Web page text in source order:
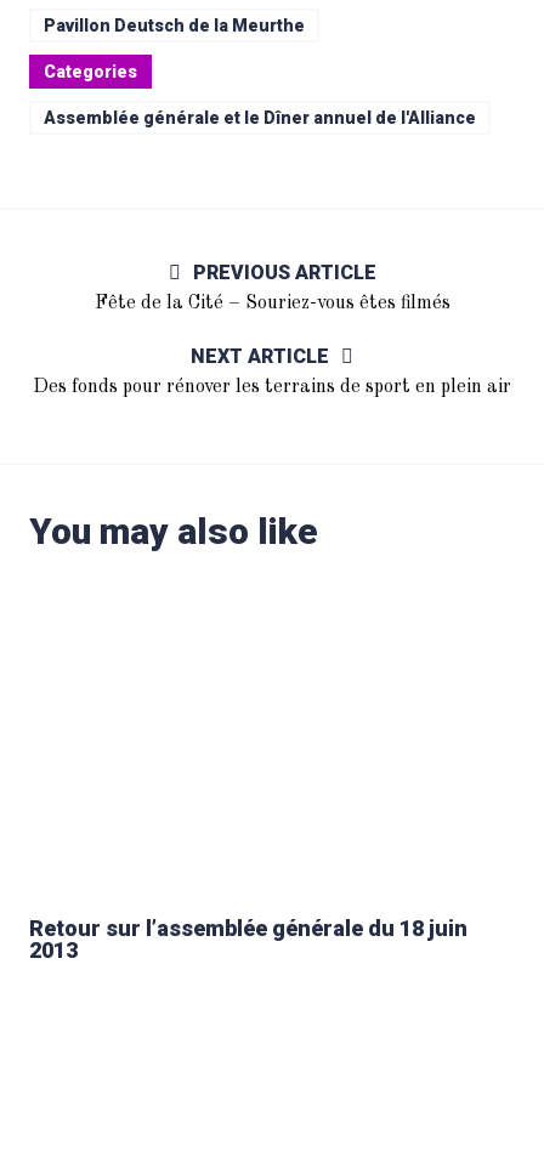
Pavillon Deutsch de la Meurthe
Categories
Assemblée générale et le Dîner annuel de l'Alliance
PREVIOUS ARTICLE
Fête de la Cité – Souriez-vous êtes filmés
NEXT ARTICLE
Des fonds pour rénover les terrains de sport en plein air
You may also like
Retour sur l’assemblée générale du 18 juin
2013